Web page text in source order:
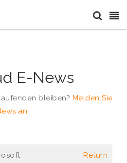
E-News
bleiben? Melden Sie
an.
Return